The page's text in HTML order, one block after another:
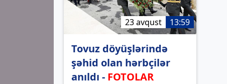
23 avqust 13:59
Tovuz döyüşlərində
şəhid olan hərbçilər
anıldı - FOTOLAR